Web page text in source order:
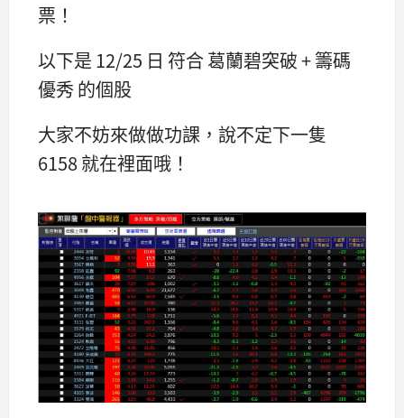
票！
以下是 12/25 日 符合 葛蘭碧突破 + 籌碼
優秀 的個股
大家不妨來做做功課，說不定下一隻
6158 就在裡面哦！